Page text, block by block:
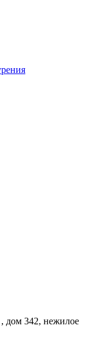
дом 342, нежилое